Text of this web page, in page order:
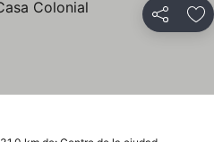
Compartir